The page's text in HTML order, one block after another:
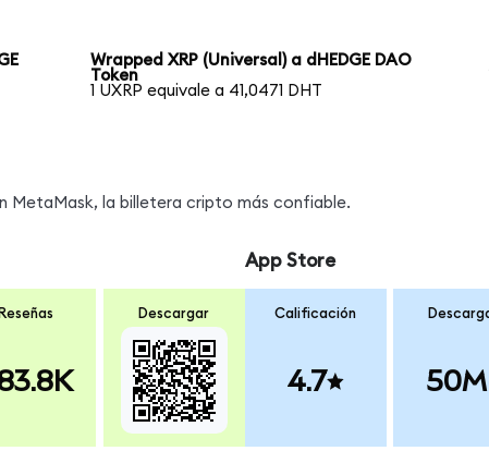
Wrapped XRP (Universal) a dHEDGE DAO
Token
1 UXRP equivale a 41,0471 DHT
MetaMask, la billetera cripto más confiable.
Reseñas Descargar
App Store
Calificación
4.7